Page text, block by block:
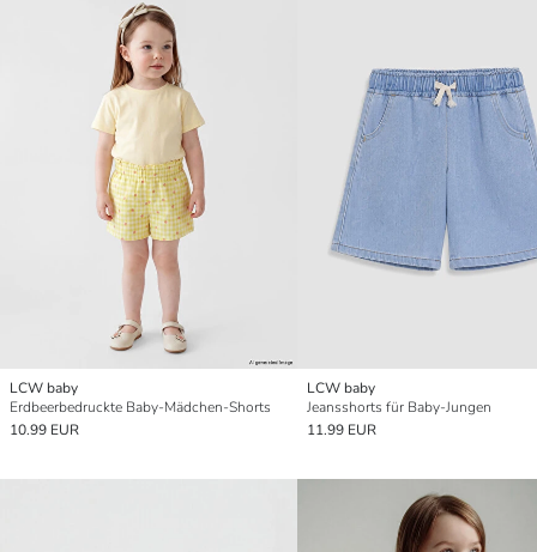
LCW baby
Erdbeerbedruckte Baby-Mädchen-Shorts
10.99 EUR
LCW baby
Jeansshorts für Baby-Jungen
11.99 EUR